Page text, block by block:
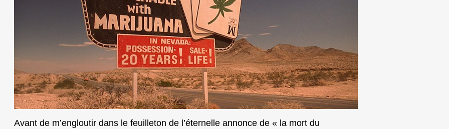
Avant de m’engloutir dans le feuilleton de l’éternelle annonce de « la mort du